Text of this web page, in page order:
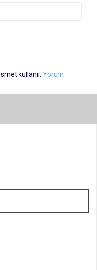
kullanır. Yorum